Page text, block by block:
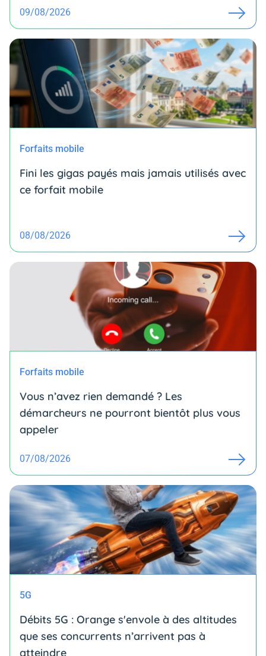
09/08/2026
Forfaits mobile
Fini les gigas payés mais jamais utilisés avec
ce forfait mobile
08/08/2026
Forfaits mobile
Vous n’avez rien demandé ? Les
démarcheurs ne pourront bientôt plus vous
appeler
07/08/2026
5G
Débits 5G : Orange s'envole à des altitudes
que ses concurrents n’arrivent pas à
atteindre